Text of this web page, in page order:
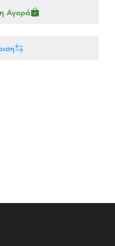
Αγορά